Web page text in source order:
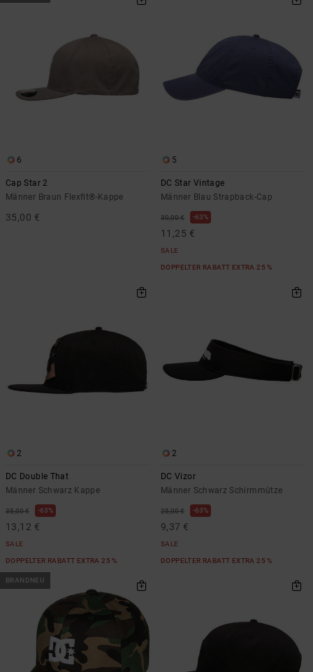
6
Cap Star 2
Männer Braun Flexfit®-Kappe
35,00 €
5
DC Star Vintage
Männer Blau Strapback-Cap
30,00 € 63%
11,25 €
SALE
DOPPELTER RABATT EXTRA 25 %
2
DC Double That
Männer Schwarz Kappe
35,00 € 63%
13,12 €
SALE
DOPPELTER RABATT EXTRA 25 %
2
DC Vizor
Männer Schwarz Schirmmütze
25,00 € 63%
9,37 €
SALE
DOPPELTER RABATT EXTRA 25 %
BRANDNEU